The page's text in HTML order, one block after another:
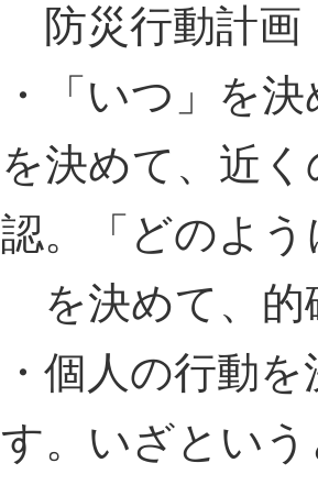
防災行動計画
・「いつ」を
を決めて、近
認。「どのよう
を決めて、的
・個人の行動
す。いざとい